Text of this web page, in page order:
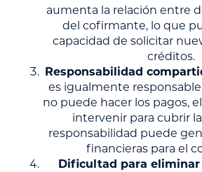
aumenta la relación entre
del cofirmante, lo que
capacidad de solicitar
créditos.
Responsabilidad
es igualmente
no puede hacer los pagos,
intervenir para cubrir
responsabilidad puede
financieras para el
Dificultad para